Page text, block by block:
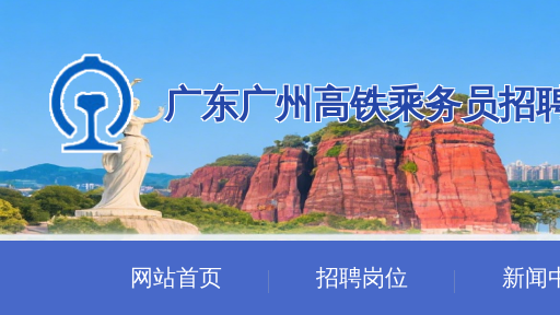
广东广州高铁乘务员招
网站首页 招聘岗位 新闻